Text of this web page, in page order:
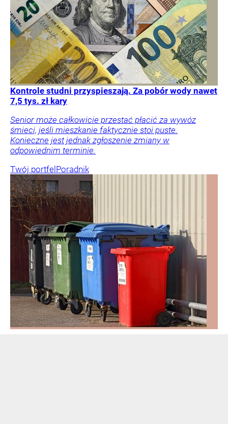
Kontrole studni przyspieszają. Za pobór wody nawet
7,5 tys. zł kary
Senior może całkowicie przestać płacić za wywóz
śmieci, jeśli mieszkanie faktycznie stoi puste.
Konieczne jest jednak zgłoszenie zmiany w
odpowiednim terminie.
Twój portfel Poradnik